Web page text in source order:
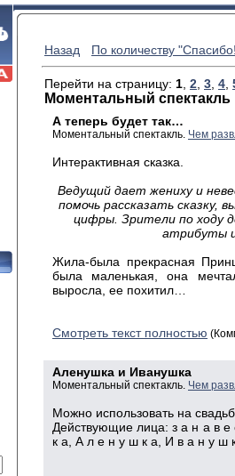
Назад По количеству
Перейти на страницу: 1 2 3 4
Моментальный спектакль
А теперь будет так…
Моментальный спектакль. Чем
Интерактивная сказка.
Ведущий дает жениху и
помочь рассказать сказку,
цифры. Зрители по ходу
атрибуты
Жила-была прекрасная
была маленькая, она
выросла, ее похитил…
Смотреть текст полностью
Аленушка и Иванушка
Моментальный спектакль. Чем
Можно использовать на
Действующие лица: з а н а в
к а, А л е н у ш к а, И в а н у ш